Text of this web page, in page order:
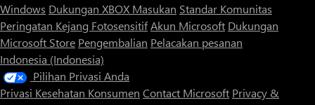
Windows Dukungan XBOX Masukan Standar Komunitas
Peringatan Kejang FotosensitifAkun Microsoft Dukungan
Microsoft Store Pengembalian Pelacakan pesanan
Indonesia (Indonesia)
Pilihan Privasi Anda
Privasi Kesehatan Konsumen Contact Microsoft Privacy &